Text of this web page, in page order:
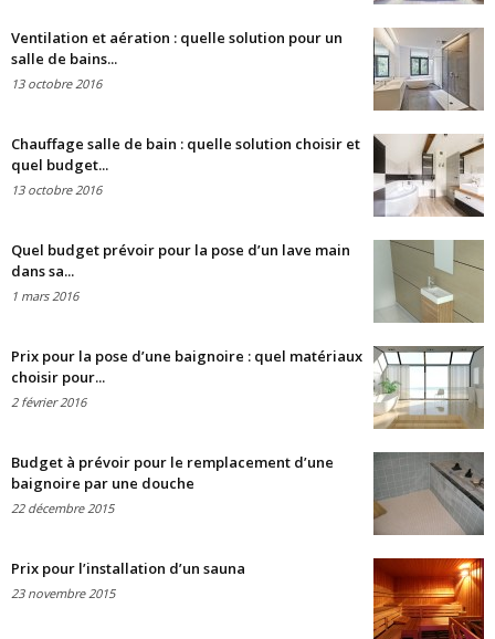
Ventilation et aération : quelle solution pour un
salle de bains...
13 octobre 2016
Chauffage salle de bain : quelle solution choisir et
quel budget...
13 octobre 2016
Quel budget prévoir pour la pose d’un lave main
dans sa...
1 mars 2016
Prix pour la pose d’une baignoire : quel matériaux
choisir pour...
2 février 2016
Budget à prévoir pour le remplacement d’une
baignoire par une douche
22 décembre 2015
Prix pour l’installation d’un sauna
23 novembre 2015